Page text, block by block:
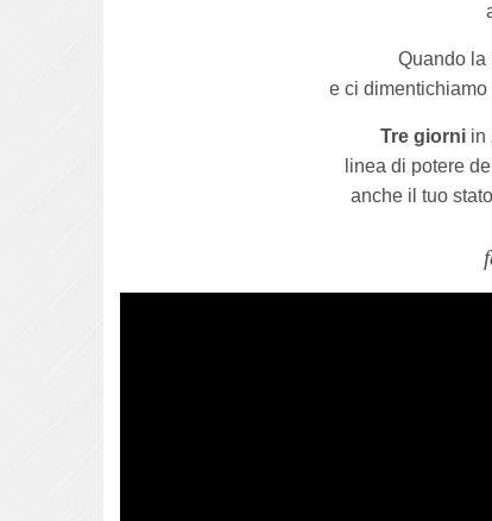
Quando la
e ci
Tre giorniin
linea di potere
anche il tuo